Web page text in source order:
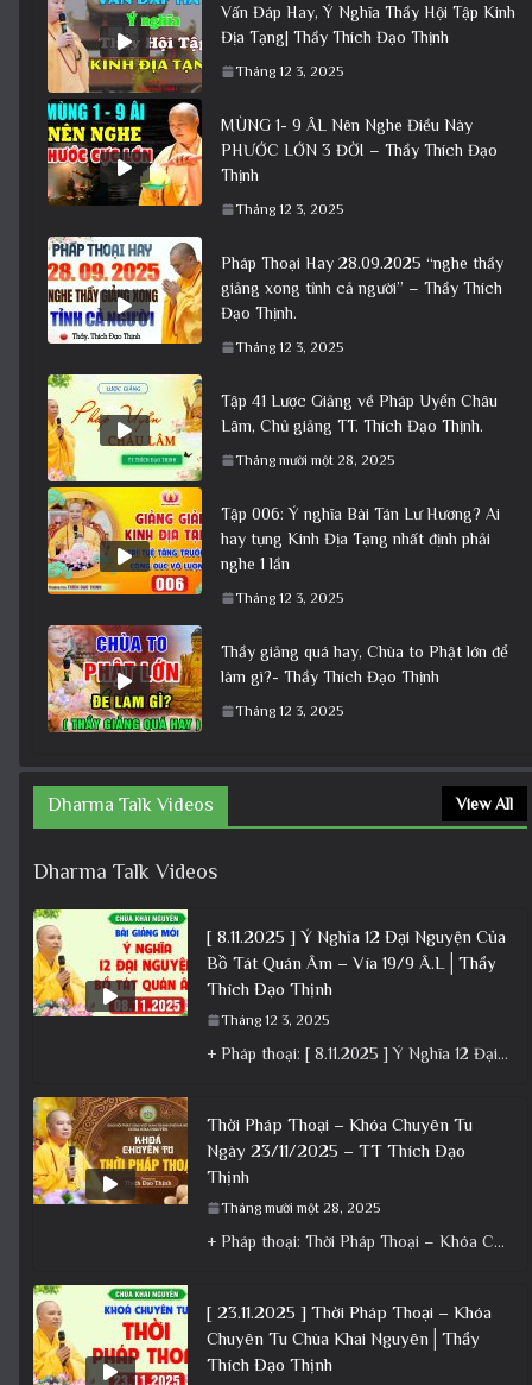
Vấn Đáp Hay, Ý Nghĩa Thầy Hội Tập Kinh
Địa Tạng| Thầy Thích Đạo Thịnh
Tháng 12 3, 2025
MÙNG 1- 9 ÂL Nên Nghe Điều Này
PHƯỚC LỚN 3 ĐỜI – Thầy Thích Đạo
Thịnh
Tháng 12 3, 2025
Pháp Thoại Hay 28.09.2025 “nghe thầy
giảng xong tỉnh cả người” – Thầy Thích
Đạo Thịnh.
Tháng 12 3, 2025
Tập 41 Lược Giảng về Pháp Uyển Châu
Lâm, Chủ giảng TT. Thích Đạo Thịnh.
Tháng mười một 28, 2025
Tập 006: Ý nghĩa Bài Tán Lư Hương? Ai
hay tụng Kinh Địa Tạng nhất định phải
nghe 1 lần
Tháng 12 3, 2025
Thầy giảng quá hay, Chùa to Phật lớn để
làm gì?- Thầy Thích Đạo Thịnh
Tháng 12 3, 2025
Dharma Talk Videos View All
Dharma Talk Videos
[ 8.11.2025 ] Ý Nghĩa 12 Đại Nguyện Của
Bồ Tát Quán Âm – Vía 19/9 Â.L│Thầy
Thích Đạo Thịnh
Tháng 12 3, 2025
+ Pháp thoại: [ 8.11.2025 ] Ý Nghĩa 12 Đại Nguyện Của Bồ Tát Quán Âm – Vía 19/9 Â.L│Thầy
Thời Pháp Thoại – Khóa Chuyên Tu
Ngày 23/11/2025 – TT Thích Đạo
Thịnh
Tháng mười một 28, 2025
+ Pháp thoại: Thời Pháp Thoại – Khóa Chuyên Tu Ngày 23/11/2025 – TT Thích Đạo Thịnh + Album: Pháp
[ 23.11.2025 ] Thời Pháp Thoại – Khóa
Chuyên Tu Chùa Khai Nguyên│Thầy
Thích Đạo Thịnh